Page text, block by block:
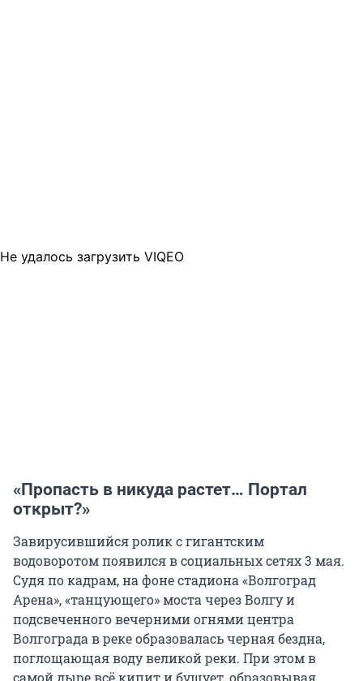
Не удалось загрузить VIQEO
«Пропасть в никуда растет… Портал
открыт?»
Завирусившийся ролик с гигантским
водоворотом появился в социальных сетях 3 мая.
Судя по кадрам, на фоне стадиона «Волгоград
Арена», «танцующего» моста через Волгу и
подсвеченного вечерними огнями центра
Волгограда в реке образовалась черная бездна,
поглощающая воду великой реки. При этом в
самой дыре всё кипит и бушует, образовывая